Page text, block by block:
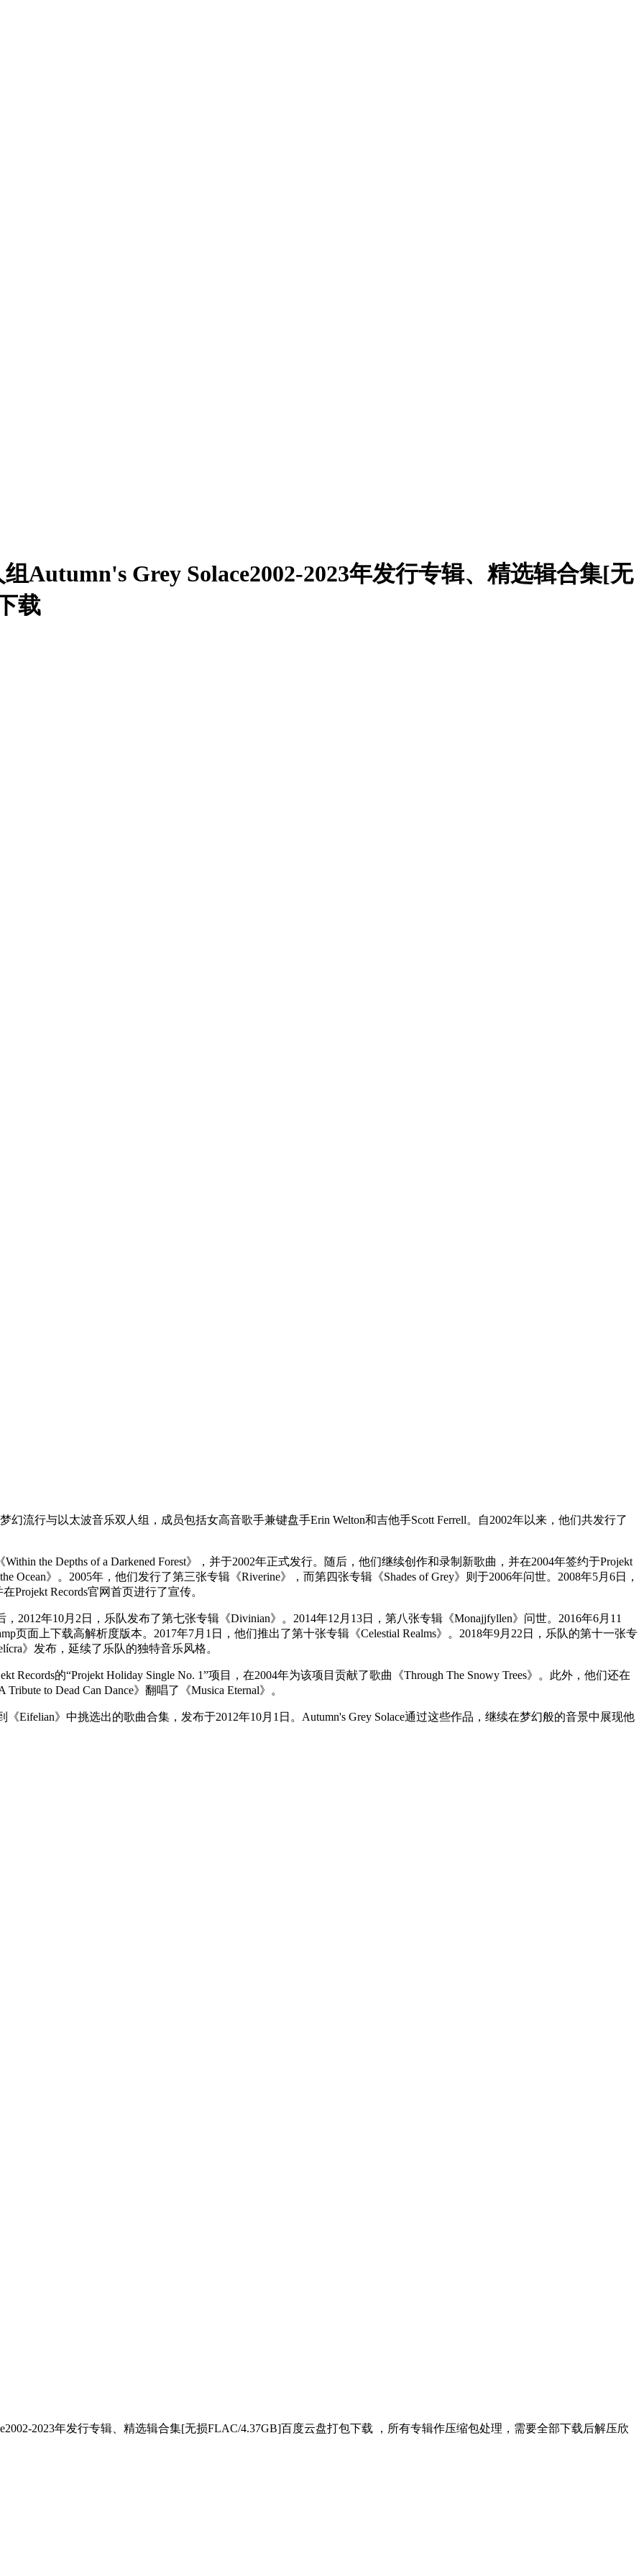
Autumn's Grey Solace2002-2023年发行专辑、精选辑合集[无
载
幻流行与以太波音乐双人组，成员包括女高音歌手兼键盘手Erin Welton和吉他手Scott Ferrell。自2002年以来，他们共发行了
the Depths of a Darkened Forest》，并于2002年正式发行。随后，他们继续创作和录制新歌曲，并在2004年签约于Projekt
Ocean》。2005年，他们发行了第三张专辑《Riverine》，而第四张专辑《Shades of Grey》则于2006年问世。2008年5月6日，
Projekt Records官网首页进行了宣传。
2012年10月2日，乐队发布了第七张专辑《Divinian》。2014年12月13日，第八张专辑《Monajjfyllen》问世。2016年6月11
页面上下载高解析度版本。2017年7月1日，他们推出了第十张专辑《Celestial Realms》。2018年9月22日，乐队的第十一张专
》发布，延续了乐队的独特音乐风格。
Records的“Projekt Holiday Single No. 1”项目，在2004年为该项目贡献了歌曲《Through The Snowy Trees》。此外，他们还在
to Dead Can Dance》翻唱了《Musica Eternal》。
《Eifelian》中挑选出的歌曲合集，发布于2012年10月1日。Autumn's Grey Solace通过这些作品，继续在梦幻般的音景中展现他
2023年发行专辑、精选辑合集[无损FLAC/4.37GB]百度云盘打包下载 ，所有专辑作压缩包处理，需要全部下载后解压欣